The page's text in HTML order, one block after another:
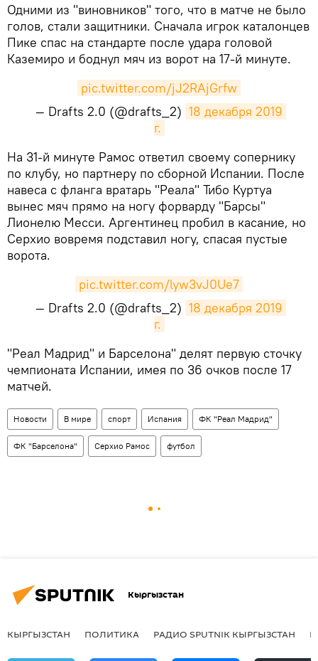
Одними из "виновников" того, что в матче не было
голов, стали защитники. Сначала игрок каталонцев
Пике спас на стандарте после удара головой
Каземиро и боднул мяч из ворот на 17-й минуте.
pic.twitter.com/jJ2RAjGrfw
— Drafts 2.0 (@drafts_2) 18 декабря 2019
г.
​На 31-й минуте Рамос ответил своему сопернику
по клубу, но партнеру по сборной Испании. После
навеса с фланга вратарь "Реала" Тибо Куртуа
вынес мяч прямо на ногу форварду "Барсы"
Лионелю Месси. Аргентинец пробил в касание, но
Серхио вовремя подставил ногу, спасая пустые
ворота.
pic.twitter.com/lyw3vJ0Ue7
— Drafts 2.0 (@drafts_2) 18 декабря 2019
г.
​"Реал Мадрид" и Барселона" делят первую сточку
чемпионата Испании, имея по 36 очков после 17
матчей.
Новости В мире спорт Испания ФК "Реал Мадрид"
ФК "Барселона" Серхио Рамос футбол
Кыргызстан
КЫРГЫЗСТАН ПОЛИТИКА РАДИО SPUTNIK КЫРГЫЗСТАН